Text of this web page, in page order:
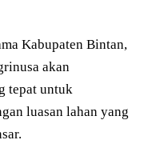
Kabupaten Bintan,
akan
tepat untuk
luasan lahan yang